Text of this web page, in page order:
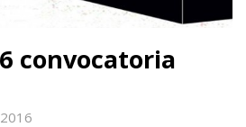
convocatoria